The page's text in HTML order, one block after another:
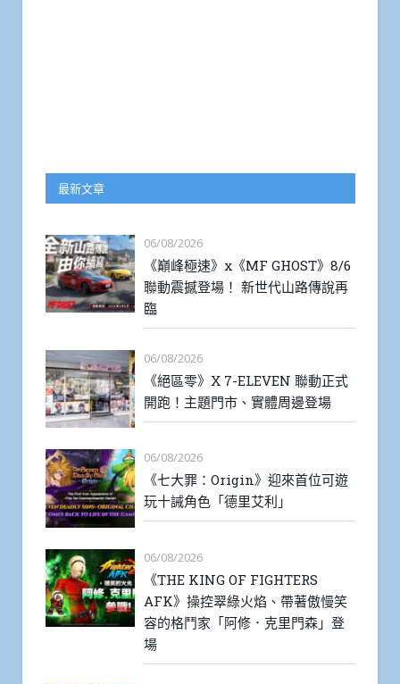
最新文章
06/08/2026
《巔峰極速》x《MF GHOST》8/6
聯動震撼登場！ 新世代山路傳說再
臨
06/08/2026
《絕區零》X 7-ELEVEN 聯動正式
開跑！主題門市、實體周邊登場
06/08/2026
《七大罪：Origin》迎來首位可遊
玩十誡角色「德里艾利」
06/08/2026
《THE KING OF FIGHTERS
AFK》操控翠綠火焰、帶著傲慢笑
容的格鬥家「阿修．克里門森」登
場